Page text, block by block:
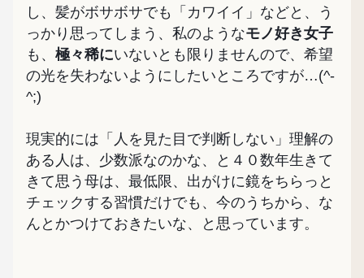
し、髪がボサボサでも「カワイイ」などと、う
っかり思ってしまう、私のようなモノ好き女子
も、 極々稀にいないとも限りませんので、希望
の光を失わないようにしたいところですが…(^-
^;)
現実的には「人を見た目で判断しない」理解の
ある人は、少数派なのかな、と４０数年生きて
きて思う母は、最低限、出がけに鏡をちらっと
チェックする習慣だけでも、今のうちから、な
んとかつけておきたいな、と思っています。